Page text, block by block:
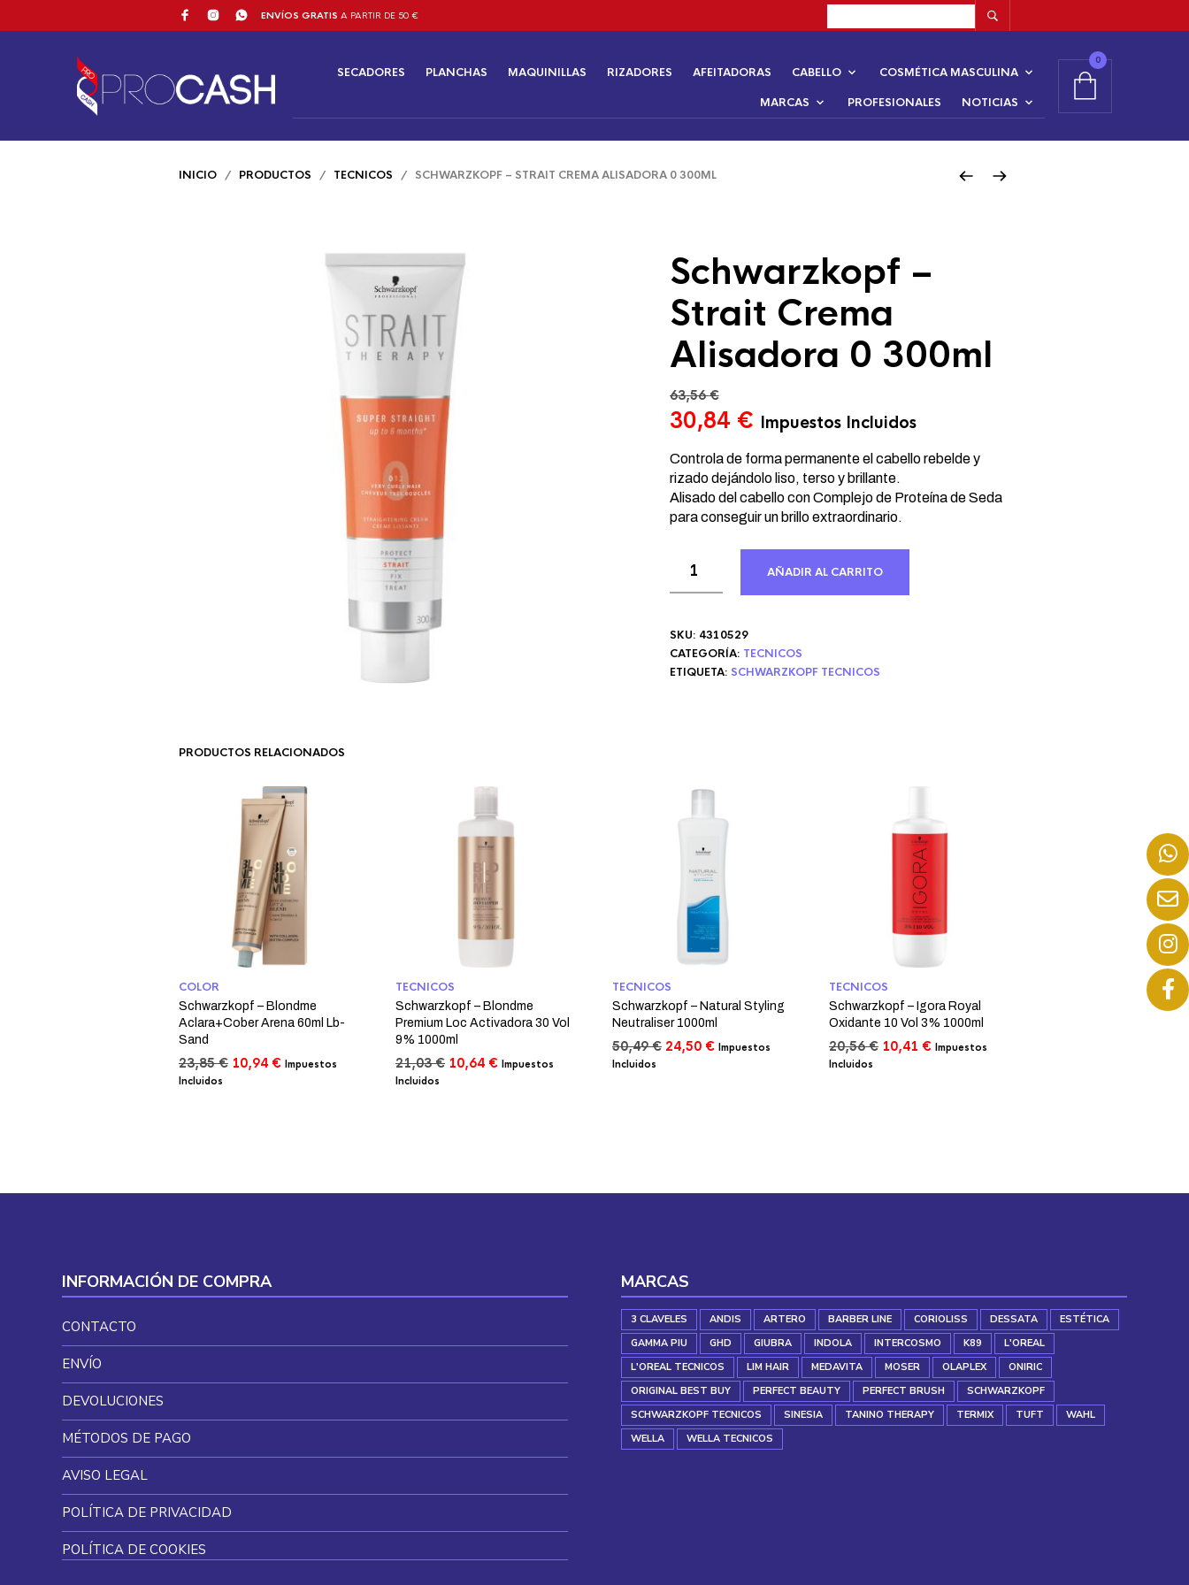
ENVÍOS GRATIS A PARTIR DE 50 €
SECADORES PLANCHAS MAQUINILLAS RIZADORES AFEITADORAS CABELLO COSMÉTICA MASCULINA
MARCAS PROFESIONALES NOTICIAS
0
INICIO / PRODUCTOS / TECNICOS / SCHWARZKOPF – STRAIT CREMA ALISADORA 0 300ML
Schwarzkopf –
Strait Crema
Alisadora 0 300ml
63,56€
El
original
era:
63,56 €.
30,84 €El
precio
actual
es:
30,84 €.
Impuestos Incluidos
Controla de forma permanente el cabello rebelde y
rizado dejándolo liso, terso y brillante.
Alisado del cabello con Complejo de Proteína de Seda
para conseguir un brillo extraordinario.
AÑADIR AL CARRITO
SKU: 4310529
CATEGORÍA: TECNICOS
ETIQUETA: SCHWARZKOPF TECNICOS
PRODUCTOS RELACIONADOS
COLOR
Schwarzkopf – Blondme
Aclara+Cober Arena 60ml Lb-
Sand
23,85€ El
10,94 €ElImpuestos
Incluidos
TECNICOS
Schwarzkopf – Blondme
Premium Loc Activadora 30 Vol
9% 1000ml
21,03€ El
10,64 €ElImpuestos
Incluidos
TECNICOS
Schwarzkopf – Natural Styling
Neutraliser 1000ml
50,49€ El
24,50 €ElImpuestos
Incluidos
TECNICOS
Schwarzkopf – Igora Royal
Oxidante 10 Vol 3% 1000ml
20,56€ El
10,41 €ElImpuestos
Incluidos
INFORMACIÓN DE COMPRA
CONTACTO
ENVÍO
DEVOLUCIONES
MÉTODOS DE PAGO
AVISO LEGAL
POLÍTICA DE PRIVACIDAD
POLÍTICA DE COOKIES
MARCAS
3 CLAVELES ANDIS ARTERO BARBER LINE CORIOLISS DESSATA
ESTÉTICA
GAMMA PIU
GHD GIUBRA INDOLA INTERCOSMO K89
L'OREAL
L'OREAL TECNICOS
LIM HAIR MEDAVITA MOSER OLAPLEX
ONIRIC
ORIGINAL BEST BUY
PERFECT BEAUTY PERFECT BRUSH
SCHWARZKOPF
SCHWARZKOPF TECNICOS
SINESIA TANINO THERAPY TERMIX TUFT
WAHL
WELLA
WELLA TECNICOS